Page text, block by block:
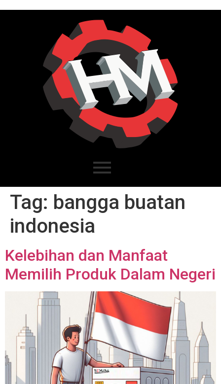
Tag: bangga buatan
indonesia
Kelebihan dan Manfaat
Memilih Produk Dalam Negeri